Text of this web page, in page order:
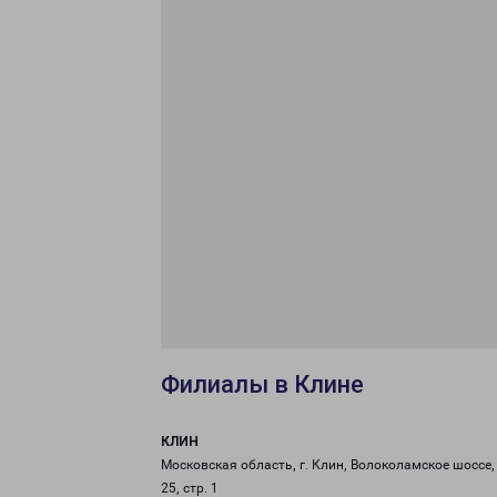
Филиалы в Клине
КЛИН
Московская область, г. Клин, Волоколамское шоссе,
25, стр. 1